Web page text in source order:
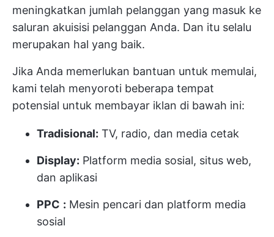
meningkatkan jumlah pelanggan yang masuk ke
saluran akuisisi pelanggan Anda. Dan itu selalu
merupakan hal yang baik.
Jika Anda memerlukan bantuan untuk memulai,
kami telah menyoroti beberapa tempat
potensial untuk membayar iklan di bawah ini:
Tradisional: TV, radio, dan media cetak
Display: Platform media sosial, situs web,
dan aplikasi
PPC : Mesin pencari dan platform media
sosial